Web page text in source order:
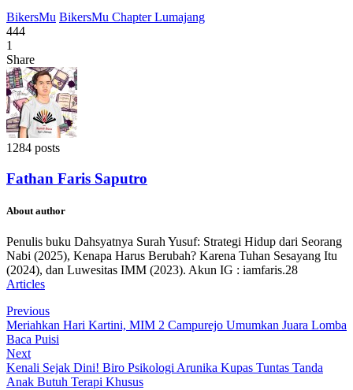
BikersMu BikersMu Chapter Lumajang
444
1
Share
1284 posts
Fathan Faris Saputro
About author
Penulis buku Dahsyatnya Surah Yusuf: Strategi Hidup dari Seorang
Nabi (2025), Kenapa Harus Berubah? Karena Tuhan Sesayang Itu
(2024), dan Luwesitas IMM (2023). Akun IG : iamfaris.28
Articles
Previous
Meriahkan Hari Kartini, MIM 2 Campurejo Umumkan Juara Lomba
Baca Puisi
Next
Kenali Sejak Dini! Biro Psikologi Arunika Kupas Tuntas Tanda
Anak Butuh Terapi Khusus